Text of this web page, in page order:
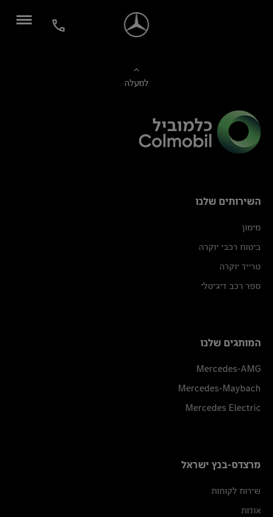
למעלה
השירותים שלנו
מימון
ביטוח רכבי יוקרה
טרייד יוקרה
ספר רכב דיגיטלי
המותגים שלנו
Mercedes-AMG
Mercedes-Maybach
Mercedes Electric
מרצדס-בנץ ישראל
שירות לקוחות
אודות